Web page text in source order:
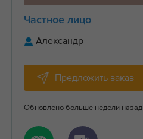
Частное лицо
Александр
Предложить заказ
Обновлено больше недели назад